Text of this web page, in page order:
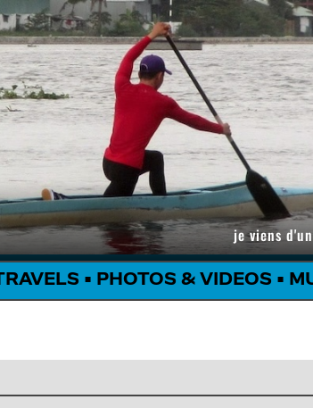
je viens
• PHOTOS & VIDEOS •